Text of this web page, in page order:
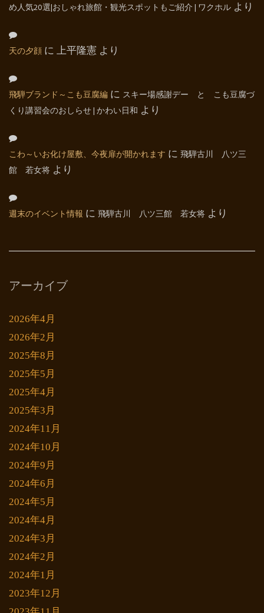
め人気20選|おしゃれ旅館・観光スポットもご紹介 | ワクホル より
天の夕顔 に 上平隆憲 より
飛騨ブランド～こも豆腐編 に スキー場感謝デー と こも豆腐づ
くり講習会のおしらせ | かわい日和 より
こわ～いお化け屋敷、今夜扉が開かれます に 飛騨古川 八ツ三
館 若女将 より
週末のイベント情報 に 飛騨古川 八ツ三館 若女将 より
アーカイブ
2026年4月
2026年2月
2025年8月
2025年5月
2025年4月
2025年3月
2024年11月
2024年10月
2024年9月
2024年6月
2024年5月
2024年4月
2024年3月
2024年2月
2024年1月
2023年12月